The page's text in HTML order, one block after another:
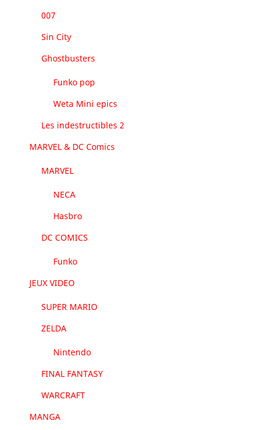
007
Sin City
Ghostbusters
Funko pop
Weta Mini epics
Les indestructibles 2
MARVEL & DC Comics
MARVEL
NECA
Hasbro
DC COMICS
Funko
JEUX VIDEO
SUPER MARIO
ZELDA
Nintendo
FINAL FANTASY
WARCRAFT
MANGA